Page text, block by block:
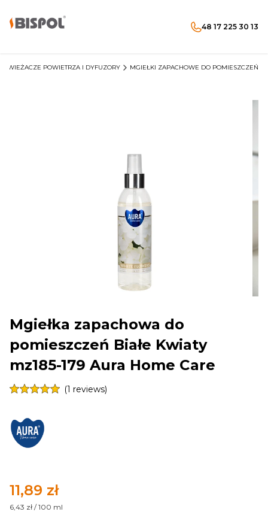
48 17 225 30 13
POWIETRZA I DYFUZORY MGIEŁKI ZAPACHOWE DO POMIESZCZEŃ
Mgiełka zapachowa do
pomieszczeń Białe Kwiaty
mz185-179 Aura Home Care
(1 reviews)
Cena
11,89 zł
6,43 zł / 100 ml